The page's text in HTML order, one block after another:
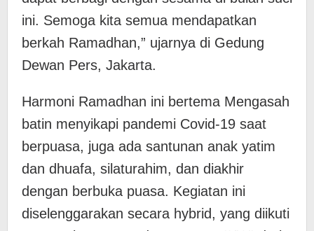
ini. Semoga kita semua mendapatkan
berkah Ramadhan,” ujarnya di Gedung
Dewan Pers, Jakarta.
Harmoni Ramadhan ini bertema Mengasah
batin menyikapi pandemi Covid-19 saat
berpuasa, juga ada santunan anak yatim
dan dhuafa, silaturahim, dan diakhir
dengan berbuka puasa. Kegiatan ini
diselenggarakan secara hybrid, yang diikuti